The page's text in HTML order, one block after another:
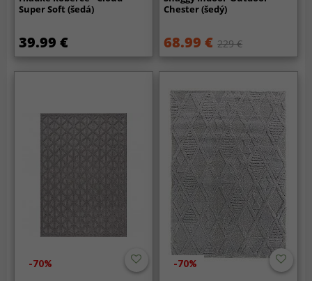
Super Soft (šedá)
39.99 €
Chester (šedý)
68.99 € 229 €
-70% -70%